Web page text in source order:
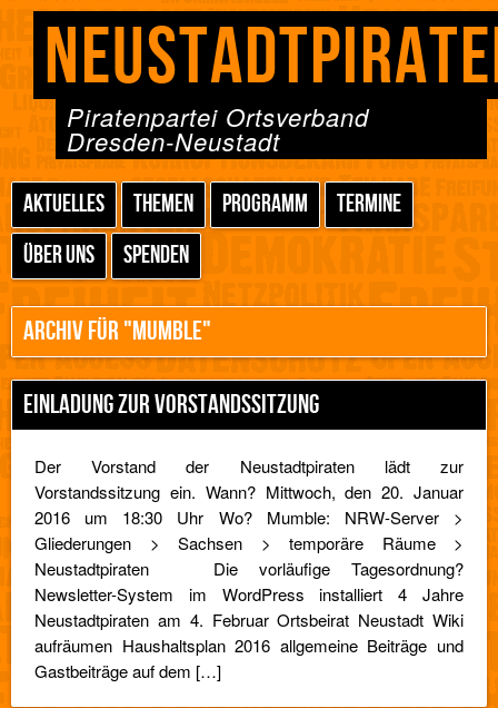
Piratenpartei Ortsverband
Dresden-Neustadt
AKTUELLES THEMEN PROGRAMM
TERMINE
ÜBER UNS
SPENDEN
ARCHIV FÜR "MUMBLE"
EINLADUNG ZUR VORSTANDSSITZUNG
Der Vorstand der Neustadtpiraten lädt zur
Vorstandssitzung ein. Wann? Mittwoch, den 20. Januar
2016 um 18:30 Uhr Wo? Mumble: NRW-Server >
Gliederungen > Sachsen > temporäre Räume >
Neustadtpiraten Die vorläufige Tagesordnung?
Newsletter-System im WordPress installiert 4 Jahre
Neustadtpiraten am 4. Februar Ortsbeirat Neustadt Wiki
aufräumen Haushaltsplan 2016 allgemeine Beiträge und
Gastbeiträge auf dem […]